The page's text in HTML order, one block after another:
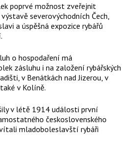
poprvé možnost zveřejnit
severovýchodních Čech,
a úspěšná expozice rybářů
o hospodaření má
zásluhu i na založení rybářských
v Benátkách nad Jizerou, v
v Kolíně.
v létě 1914 události první
československého
mladoboleslavští rybáři